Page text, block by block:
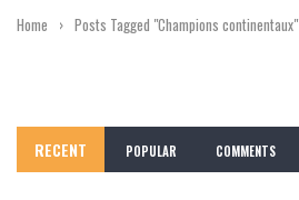
Home › Posts Tagged "Champions continentaux"
RECENT POPULAR COMMENTS